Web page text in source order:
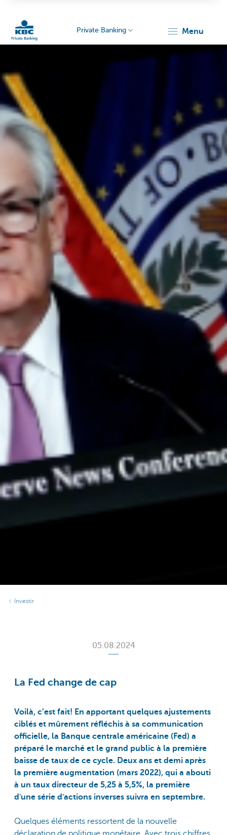
Private Banking menu
Investir
05.08.2024
La Fed change de cap
Voilà, c’est fait! En apportant quelques ajustements
ciblés et mûrement réfléchis à sa communication
officielle, la Banque centrale américaine (Fed) a
préparé le marché et le grand public à la première
baisse de taux de ce cycle. Deux ans et demi après
la première augmentation (mars 2022), qui a abouti
à un taux directeur de 5,25 à 5,5%, la première
d'une série d'actions inverses suivra en septembre.
Quelques éléments ressortent de la nouvelle